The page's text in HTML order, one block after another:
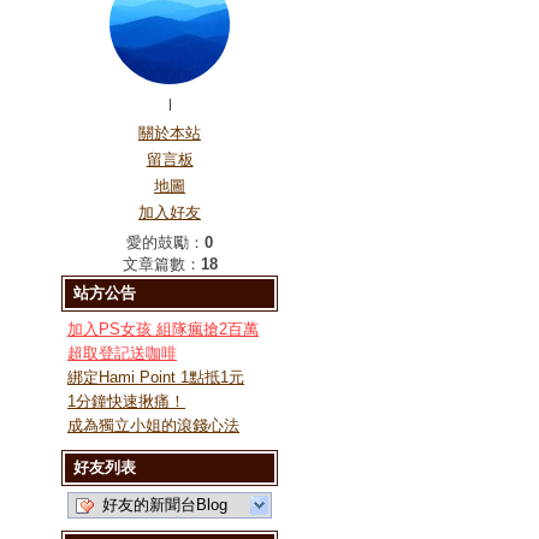
關於本站
留言板
地圖
加入好友
愛的鼓勵： 0
文章篇數： 18
站方公告
加入PS女孩 組隊瘋搶2百萬
超取登記送咖啡
綁定Hami Point 1點抵1元
1分鐘快速揪痛！
成為獨立小姐的滾錢心法
好友列表
好友的新聞台Blog